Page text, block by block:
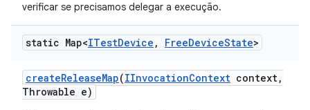
verificar se precisamos delegar a execução.
static Map<ITestDevice , FreeDeviceState>
createReleaseMap(IInvocationContext context,
Throwable e)